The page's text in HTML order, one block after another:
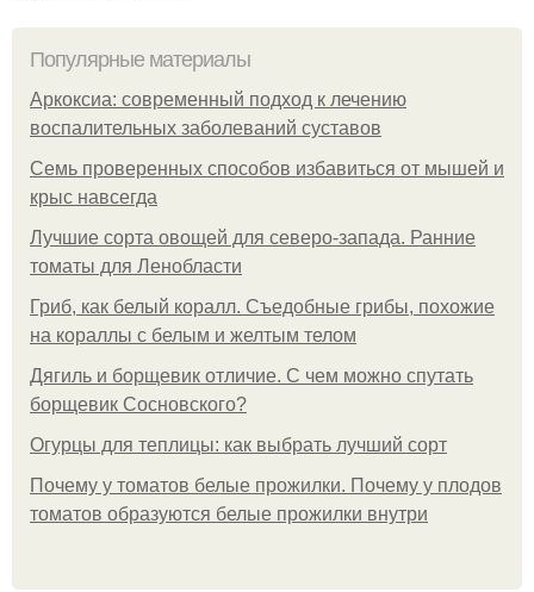
Популярные материалы
Аркоксиа: современный подход к лечению
воспалительных заболеваний суставов
Семь проверенных способов избавиться от мышей и
крыс навсегда
Лучшие сорта овощей для северо-запада. Ранние
томаты для Ленобласти
Гриб, как белый коралл. Съедобные грибы, похожие
на кораллы с белым и желтым телом
Дягиль и борщевик отличие. С чем можно спутать
борщевик Сосновского?
Огурцы для теплицы: как выбрать лучший сорт
Почему у томатов белые прожилки. Почему у плодов
томатов образуются белые прожилки внутри